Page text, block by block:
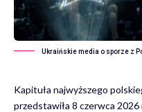
Ukraińskie media o sporze z
Kapituła najwyższego
przedstawiła 8 czerwca